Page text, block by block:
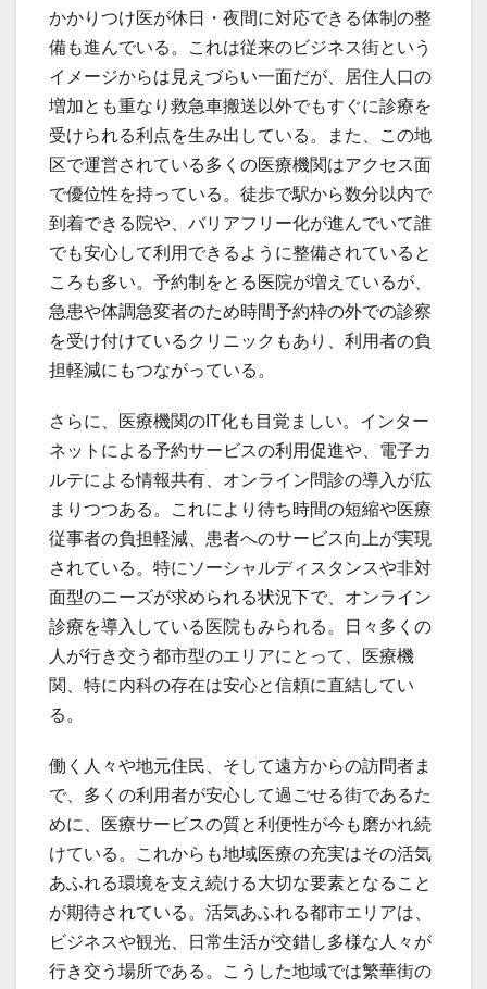
かかりつけ医が休日・夜間に対応できる体制の整
備も進んでいる。これは従来のビジネス街という
イメージからは見えづらい一面だが、居住人口の
増加とも重なり救急車搬送以外でもすぐに診療を
受けられる利点を生み出している。また、この地
区で運営されている多くの医療機関はアクセス面
で優位性を持っている。徒歩で駅から数分以内で
到着できる院や、バリアフリー化が進んでいて誰
でも安心して利用できるように整備されていると
ころも多い。予約制をとる医院が増えているが、
急患や体調急変者のため時間予約枠の外での診察
を受け付けているクリニックもあり、利用者の負
担軽減にもつながっている。
さらに、医療機関のIT化も目覚ましい。インター
ネットによる予約サービスの利用促進や、電子カ
ルテによる情報共有、オンライン問診の導入が広
まりつつある。これにより待ち時間の短縮や医療
従事者の負担軽減、患者へのサービス向上が実現
されている。特にソーシャルディスタンスや非対
面型のニーズが求められる状況下で、オンライン
診療を導入している医院もみられる。日々多くの
人が行き交う都市型のエリアにとって、医療機
関、特に内科の存在は安心と信頼に直結してい
る。
働く人々や地元住民、そして遠方からの訪問者ま
で、多くの利用者が安心して過ごせる街であるた
めに、医療サービスの質と利便性が今も磨かれ続
けている。これからも地域医療の充実はその活気
あふれる環境を支え続ける大切な要素となること
が期待されている。活気あふれる都市エリアは、
ビジネスや観光、日常生活が交錯し多様な人々が
行き交う場所である。こうした地域では繁華街の